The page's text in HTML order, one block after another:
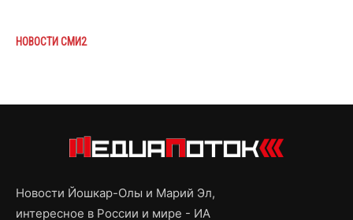
НОВОСТИ СМИ2
Новости Йошкар-Олы и Марий Эл,
интересное в России и мире - ИА